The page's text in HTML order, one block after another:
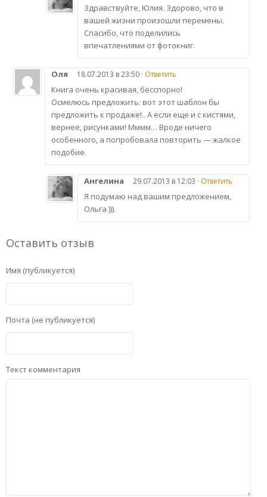
Здравствуйте, Юлия. Здорово, что в
вашей жизни произошли перемены.
Спасибо, что поделились
впечатлениями от фотокниг.
Оля 18.07.2013 в 23:50 · Ответить
Книга очень красивая, бесспорно!
Осмелюсь предложить: вот этот шаблон бы
предложить к продаже!.. А если еще и с кистями,
вернее, рисунками! Мммм… Вроде ничего
особенного, а попробовала повторить — жалкое
подобие.
Ангелина 29.07.2013 в 12:03 · Ответить
Я подумаю над вашим предложением,
Ольга ))).
Оставить отзыв
Имя (публикуется)
Почта (не публикуется)
Текст комментария